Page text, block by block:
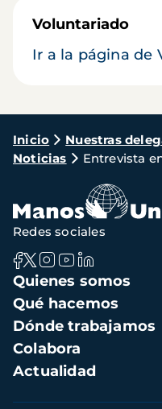
Voluntariado
Ir a la página de
Ruta
de
navegación
Inicio Nuestras
Noticias
Entrevista
Navegación
principal
Quienes somos
Qué hacemos
Dónde trabajamos
Colabora
Actualidad
Redes sociales